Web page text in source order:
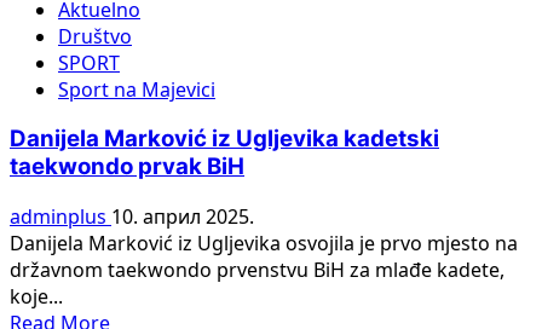
УГЉЕВИК:
ОПШТИНСКО
ТАКМИЧЕЊЕ
ИЗ
АТЛЕТИКЕ
Aktuelno
Društvo
SPORT
Sport na Majevici
Danijela Marković iz Ugljevika kadetski
taekwondo prvak BiH
adminplus 10. април 2025.
Danijela Marković iz Ugljevika osvojila je prvo mjesto na
državnom taekwondo prvenstvu BiH za mlađe kadete,
koje...
Read MoreRead